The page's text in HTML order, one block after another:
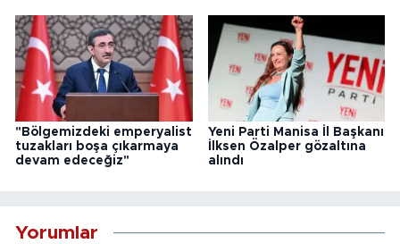
"Bölgemizdeki emperyalist
tuzakları boşa çıkarmaya
devam edeceğiz"
Yeni Parti Manisa İl Başkanı
İlksen Özalper gözaltına
alındı
Yorumlar